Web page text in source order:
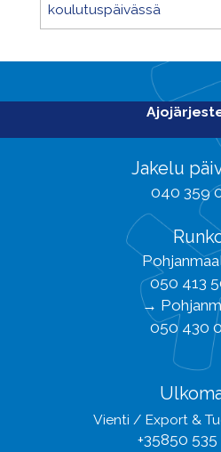
koulutuspäivässä
Jakelu
040 359
050 413
→
050 430
Vienti / Export &
+35850